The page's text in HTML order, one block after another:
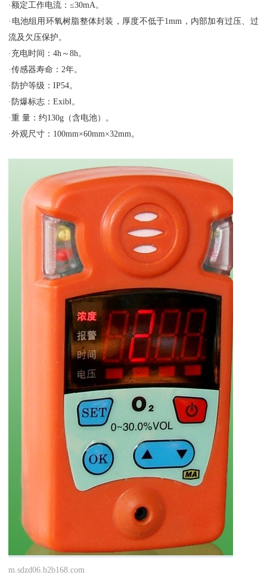
·额定工作电流：≤30mA。
·电池组用环氧树脂整体封装，厚度不低于1mm，内部加有过压、过
流及欠压保护。
·充电时间：4h～8h。
·传感器寿命：2年。
·防护等级：IP54。
·防爆标志：ExibⅠ。
·重 量：约130g（含电池）。
·外观尺寸：100mm×60mm×32mm。
m.sdzd06.b2b168.com